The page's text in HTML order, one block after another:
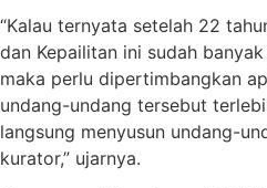
“Kalau ternyata setelah 22
dan Kepailitan ini sudah
maka perlu dipertimbangkan
undang-undang tersebut
langsung menyusun undang-
kurator,” ujarnya.